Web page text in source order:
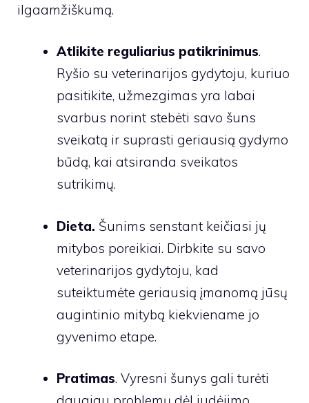
ilgaamžiškumą.
Atlikite reguliarius patikrinimus.
Ryšio su veterinarijos gydytoju, kuriuo
pasitikite, užmezgimas yra labai
svarbus norint stebėti savo šuns
sveikatą ir suprasti geriausią gydymo
būdą, kai atsiranda sveikatos
sutrikimų.
Dieta. Šunims senstant keičiasi jų
mitybos poreikiai. Dirbkite su savo
veterinarijos gydytoju, kad
suteiktumėte geriausią įmanomą jūsų
augintinio mitybą kiekviename jo
gyvenimo etape.
Pratimas. Vyresni šunys gali turėti